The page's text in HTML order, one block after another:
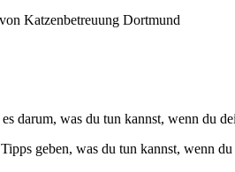
Katzenbetreuung Dortmund
darum, was du tun kannst, wenn du
geben, was du tun kannst, wenn